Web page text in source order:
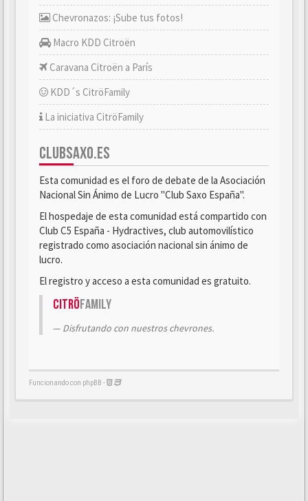
Chevronazos: ¡Sube tus fotos!
Macro KDD Citroën
Caravana Citroën a París
KDD´s CitröFamily
La iniciativa CitröFamily
CLUBSAXO.ES
Esta comunidad es el foro de debate de la Asociación
Nacional Sin Ánimo de Lucro "Club Saxo España".
El hospedaje de esta comunidad está compartido con
Club C5 España - Hydractives, club automovilístico
registrado como asociación nacional sin ánimo de
lucro.
El registro y acceso a esta comunidad es gratuito.
CitröFamily
Disfrutando con nuestros chevrones.
Funcionando con phpBB -